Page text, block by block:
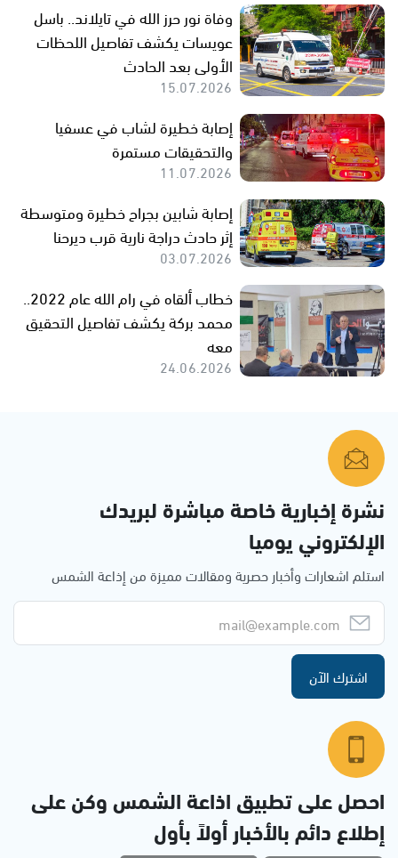
وفاة نور حرز الله في تايلاند.. باسل
عويسات يكشف تفاصيل اللحظات
الأولى بعد الحادث
15.07.2026
إصابة خطيرة لشاب في عسفيا
والتحقيقات مستمرة
11.07.2026
إصابة شابين بجراح خطيرة ومتوسطة
إثر حادث دراجة نارية قرب ديرحنا
03.07.2026
خطاب ألقاه في رام الله عام 2022..
محمد بركة يكشف تفاصيل التحقيق
معه
24.06.2026
نشرة إخبارية خاصة مباشرة لبريدك
الإلكتروني يوميا
استلم اشعارات وأخبار حصرية ومقالات مميزة من إذاعة الشمس
اشترك الآن
احصل على تطبيق اذاعة الشمس وكن على
إطلاع دائم بالأخبار أولاً بأول